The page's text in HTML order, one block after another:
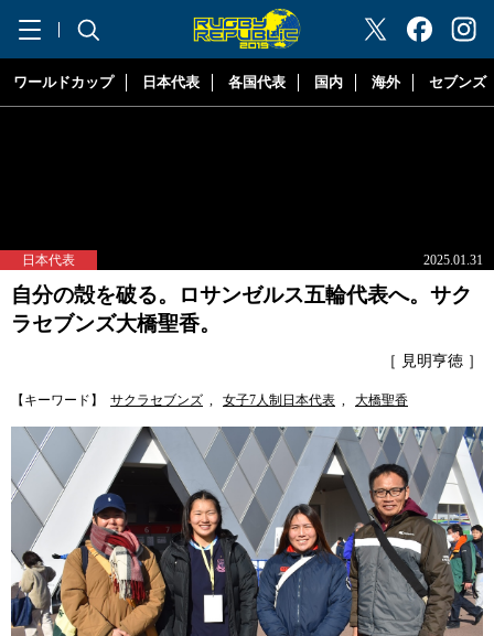
"ラグビーリパブリック"
ワールドカップ 日本代表 各国代表 国内 海外 セブンズ
日本代表 2025.01.31
自分の殻を破る。ロサンゼルス五輪代表へ。サク
ラセブンズ大橋聖香。
［ 見明亨徳 ］
【キーワード】 サクラセブンズ , 女子7人制日本代表 , 大橋聖香